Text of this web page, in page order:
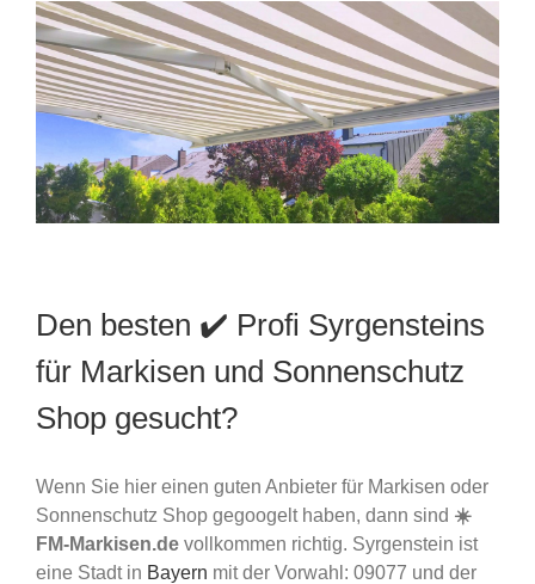
Den besten ✔️ Profi Syrgensteins
für Markisen und Sonnenschutz
Shop gesucht?
Wenn Sie hier einen guten Anbieter für Markisen oder
Sonnenschutz Shop gegoogelt haben, dann sind ☀️
FM-Markisen.de vollkommen richtig. Syrgenstein ist
eine Stadt in Bayern mit der Vorwahl: 09077 und der